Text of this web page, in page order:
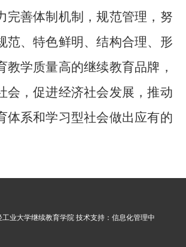
完善体制机制，规范管理，努
范、特色鲜明、结构合理、形
教学质量高的继续教育品牌，
会，促进经济社会发展，推动
体系和学习型社会做出应有的
工业大学继续教育学院 技术支持：信息化管理中